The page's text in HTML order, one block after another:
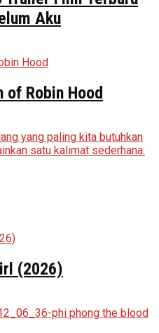
Aku
of Robin Hood
(2026)